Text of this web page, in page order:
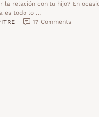
la relación con tu hijo? En
es todo lo …
17 Comments